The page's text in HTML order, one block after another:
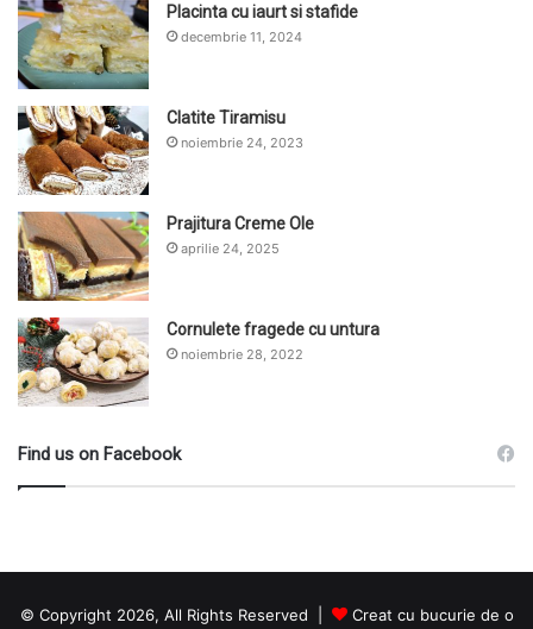
Placinta cu iaurt si stafide
decembrie 11, 2024
Clatite Tiramisu
noiembrie 24, 2023
Prajitura Creme Ole
aprilie 24, 2025
Cornulete fragede cu untura
noiembrie 28, 2022
Find us on Facebook
© Copyright 2026, All Rights Reserved | Creat cu bucurie de o